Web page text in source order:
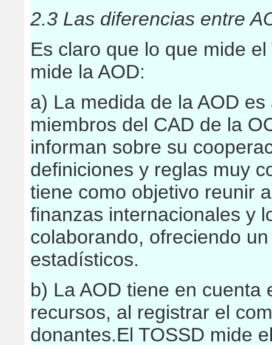
2.3 Las diferencias entre
Es claro que lo que mide
mide la AOD:
a) La medida de la AOD
miembros del CAD de la
informan sobre su
definiciones y reglas muy
tiene como objetivo reunir
finanzas internacionales y
colaborando, ofreciendo
estadísticos.
b) La AOD tiene en cuenta
recursos, al registrar el
donantes.El TOSSD mide